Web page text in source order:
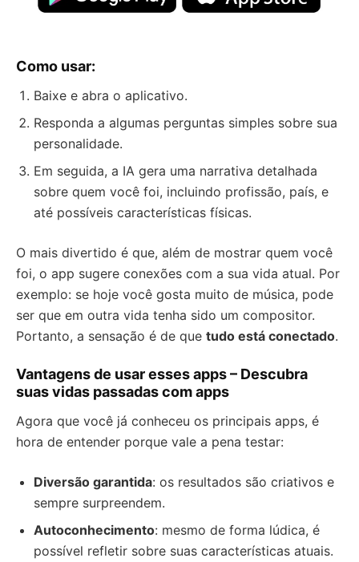
Como usar:
Baixe e abra o aplicativo.
Responda a algumas perguntas simples sobre sua
personalidade.
Em seguida, a IA gera uma narrativa detalhada
sobre quem você foi, incluindo profissão, país, e
até possíveis características físicas.
O mais divertido é que, além de mostrar quem você
foi, o app sugere conexões com a sua vida atual. Por
exemplo: se hoje você gosta muito de música, pode
ser que em outra vida tenha sido um compositor.
Portanto, a sensação é de que tudo está conectado.
Vantagens de usar esses apps – Descubra
suas vidas passadas com apps
Agora que você já conheceu os principais apps, é
hora de entender porque vale a pena testar:
Diversão garantida: os resultados são criativos e
sempre surpreendem.
Autoconhecimento: mesmo de forma lúdica, é
possível refletir sobre suas características atuais.